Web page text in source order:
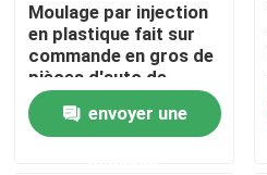
Aperçu
Produits
Moulage par injection
en plastique fait sur
commande en gros de
pièces d'auto de
moulage par injection
d'usine envoyer une